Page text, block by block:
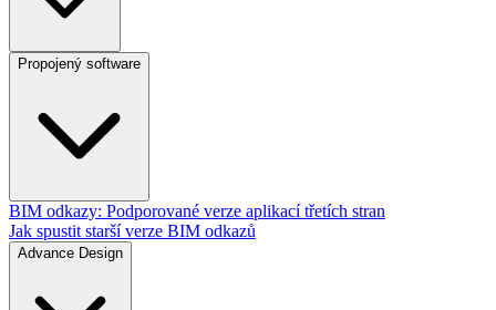
Propojený software
BIM odkazy: Podporované verze aplikací třetích stran
Jak spustit starší verze BIM odkazů
Advance Design